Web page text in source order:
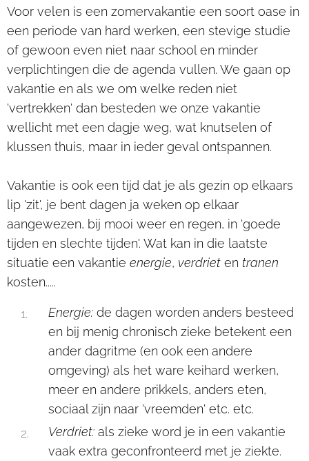
Voor velen is een zomervakantie een soort oase in
een periode van hard werken, een stevige studie
of gewoon even niet naar school en minder
verplichtingen die de agenda vullen. We gaan op
vakantie en als we om welke reden niet
'vertrekken' dan besteden we onze vakantie
wellicht met een dagje weg, wat knutselen of
klussen thuis, maar in ieder geval ontspannen.
Vakantie is ook een tijd dat je als gezin op elkaars
lip 'zit', je bent dagen ja weken op elkaar
aangewezen, bij mooi weer en regen, in 'goede
tijden en slechte tijden'. Wat kan in die laatste
situatie een vakantie energie, verdriet en tranen
kosten.....
Energie: de dagen worden anders besteed
en bij menig chronisch zieke betekent een
ander dagritme (en ook een andere
omgeving) als het ware keihard werken,
meer en andere prikkels, anders eten,
sociaal zijn naar 'vreemden' etc. etc.
Verdriet: als zieke word je in een vakantie
vaak extra geconfronteerd met je ziekte.